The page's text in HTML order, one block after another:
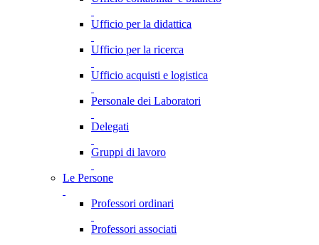
Ufficio per la didattica
Ufficio per la ricerca
Ufficio acquisti e logistica
Personale dei Laboratori
Delegati
Gruppi di lavoro
Le Persone
Professori ordinari
Professori associati